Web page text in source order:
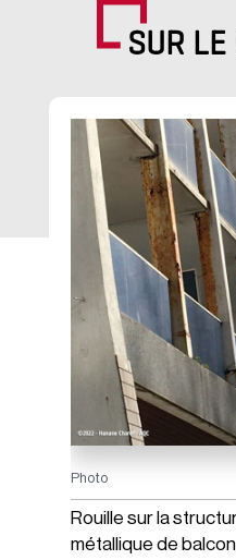
SUR LE
Photo
Rouille sur la
métallique de